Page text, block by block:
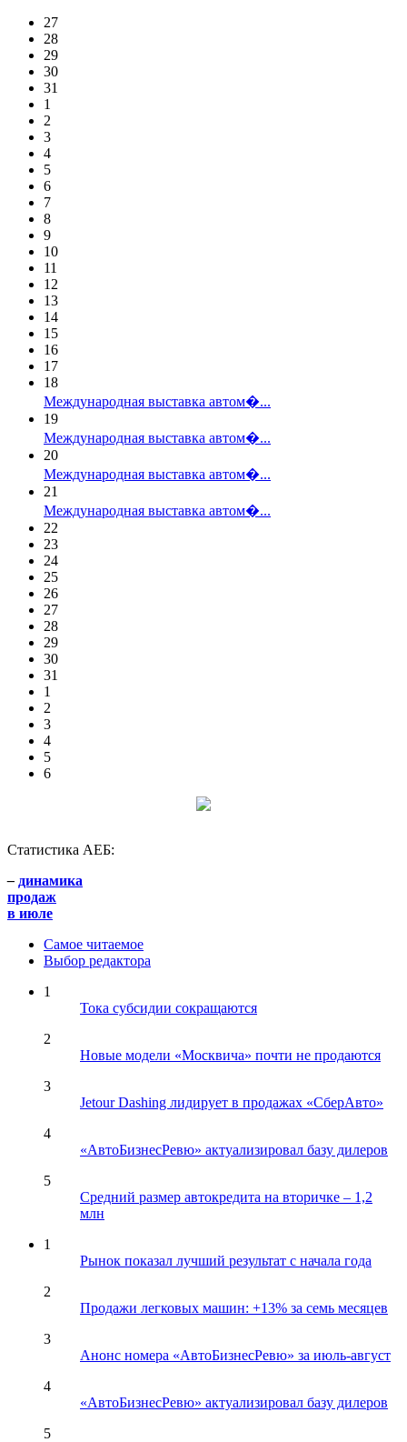
27
28
29
30
31
1
2
3
4
5
6
7
8
9
10
11
12
13
14
15
16
17
18
Международная выставка автом�...
19
Международная выставка автом�...
20
Международная выставка автом�...
21
Международная выставка автом�...
22
23
24
25
26
27
28
29
30
31
1
2
3
4
5
6
Статистика АЕБ:
– динамика
продаж
в июле
Самое читаемое
Выбор редактора
1
Тока субсидии сокращаются
2
Новые модели «Москвича» почти не продаются
3
Jetour Dashing лидирует в продажах «СберАвто»
4
«АвтоБизнесРевю» актуализировал базу дилеров
5
Средний размер автокредита на вторичке – 1,2
млн
1
Рынок показал лучший результат с начала года
2
Продажи легковых машин: +13% за семь месяцев
3
Анонс номера «АвтоБизнесРевю» за июль-август
4
«АвтоБизнесРевю» актуализировал базу дилеров
5